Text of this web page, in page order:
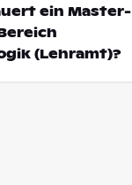
ein Master-
(Lehramt)?